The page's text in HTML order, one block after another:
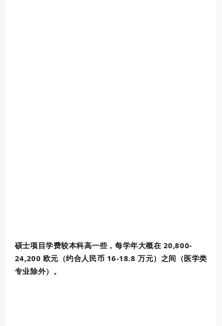
硕士项目学费较本科高一些，每学年大概在 20,800-
24,200 欧元（约合人民币 16-18.8 万元）之间（医学类
专业除外）。